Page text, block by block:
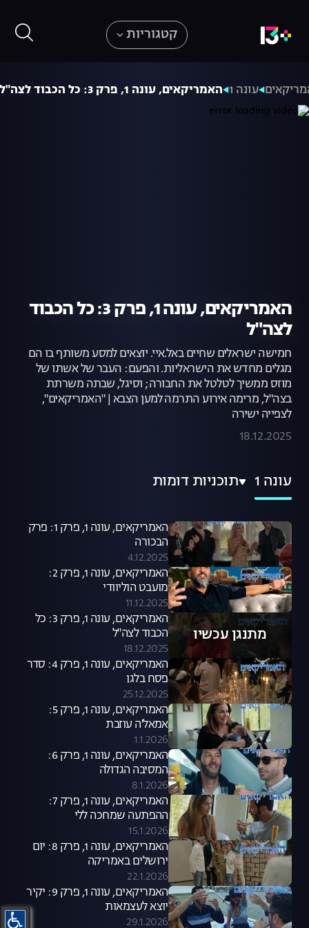
קטגוריות
עונה 1 האמריקאים, עונה 1, פרק 3: כל הכבוד לצה"ל
האמריקאים, עונה 1, פרק 3: כל הכבוד
לצה"ל
חמישה ישראלים שחיים באל.איי. יוצאים למסע משותף בו הם
מגלים מחדש את הישראליות. והפעם: העבר של אשתו של
מוזס ממשיך לטלטל את החבורה; וסיגל, שבתה משרתת
בצה"ל, מרימה אירוע התרמה למען הצבא | "האמריקאים",
לצפייה ישירה
18.12.2025
עונה 1 תוכניות דומות
האמריקאים, עונה 1, פרק 1: פרק
הבכורה
4.12.2025
האמריקאים, עונה 1, פרק 2:
מועבט הוליוודי
11.12.2025
מתנגן עכשיו
האמריקאים, עונה 1, פרק 3: כל
הכבוד לצה"ל
18.12.2025
האמריקאים, עונה 1, פרק 4: סדר
פסח בלגן
25.12.2025
האמריקאים, עונה 1, פרק 5:
אמאל'ה עוזבת
1.1.2026
האמריקאים, עונה 1, פרק 6:
המסיבה הגדולה
8.1.2026
האמריקאים, עונה 1, פרק 7:
ההפתעה שמחכה ללי
15.1.2026
האמריקאים, עונה 1, פרק 8: יום
ירושלים באמריקה
22.1.2026
האמריקאים, עונה 1, פרק 9: יקיר
יוצא לעצמאות
29.1.2026